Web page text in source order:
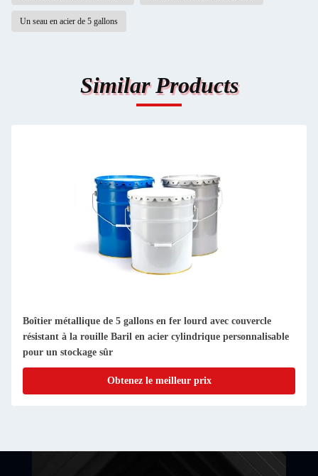
Un seau en acier de 5 gallons
Similar Products
Boîtier métallique de 5 gallons en fer lourd avec couvercle
résistant à la rouille Baril en acier cylindrique personnalisable
pour un stockage sûr
Obtenez le meilleur prix